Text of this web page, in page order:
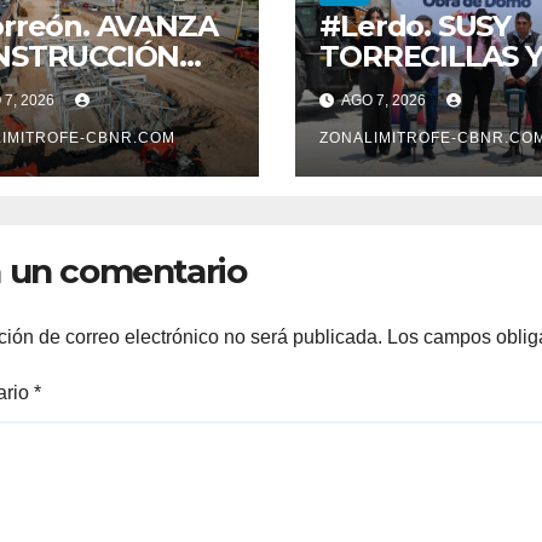
AVANZA
SISTEMA VIAL
SOBRE
7, 2026
CBNR.COM
#Lerdo. SUSY
TORRECILLAS Y
ESTEBAN
ENTREGAN
TÍTULOS DE
PROPIEDAD A
DOMO EN
AGO 7, 2026
ZONALIMITROFE-CBNR.COM
un comentario
de correo electrónico no será publicada. Los campos
*